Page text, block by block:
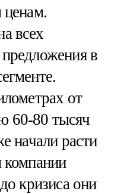
ценам.
всех
в
от
60-80 тысяч
начали расти
кризиса они